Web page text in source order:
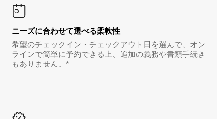
ニーズに合わせて選べる柔軟性
希望のチェックイン・チェックアウト日を選んで、オン
ラインで簡単に予約できる上、追加の義務や書類手続き
もありません。*